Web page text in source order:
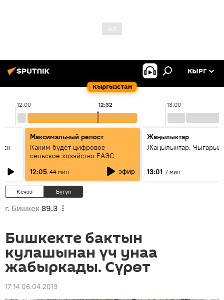
Кыргызстан
КЫРГ
12:00 13:00
12:32
Максимальный репост
Каким будет цифровое
сельское хозяйство ЕАЭС
12:05 44 мин эфир
Жаңылыктар
Жаңылыктар.
13:01 7 мин
Кечээ Бүгүн
г. Бишкек 89.3
Бишкекте бактын
кулашынан үч унаа
жабыркады. Сүрөт
17:14 06.04.2019